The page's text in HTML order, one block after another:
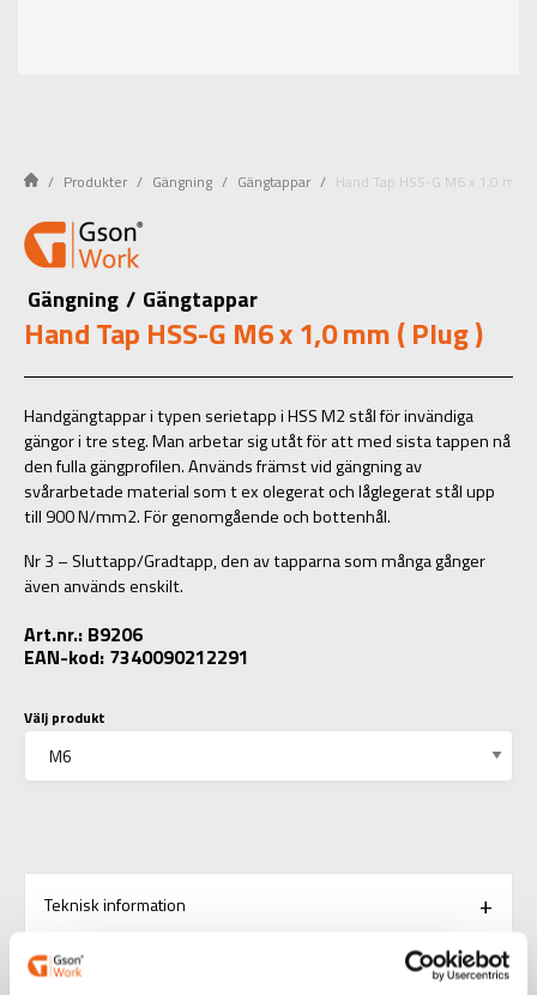
Produkter Gängning Gängtappar Hand Tap HSS-G M6 x 1,0 mm
Gängning / Gängtappar
Hand Tap HSS-G M6 x 1,0 mm ( Plug )
Handgängtappar i typen serietapp i HSS M2 stål för invändiga
gängor i tre steg. Man arbetar sig utåt för att med sista tappen nå
den fulla gängprofilen. Används främst vid gängning av
svårarbetade material som t ex olegerat och låglegerat stål upp
till 900 N/mm2. För genomgående och bottenhål.
Nr 3 – Sluttapp/Gradtapp, den av tapparna som många gånger
även används enskilt.
Art.nr.: B9206
EAN-kod: 7340090212291
Välj produkt
Teknisk information